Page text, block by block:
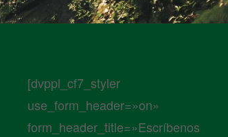
[dvppl_cf7_styler
use_form_header=»on»
form_header_title=»Escríbenos